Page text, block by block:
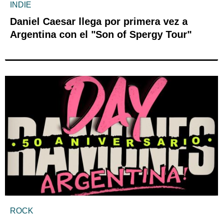
INDIE
Daniel Caesar llega por primera vez a
Argentina con el "Son of Spergy Tour"
ROCK